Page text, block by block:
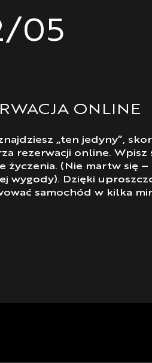
05
ONLINE
„ten jedyny”,
rezerwacji online. Wpisz
życzenia. (Nie martw się
wygody). Dzięki
samochód w kilka